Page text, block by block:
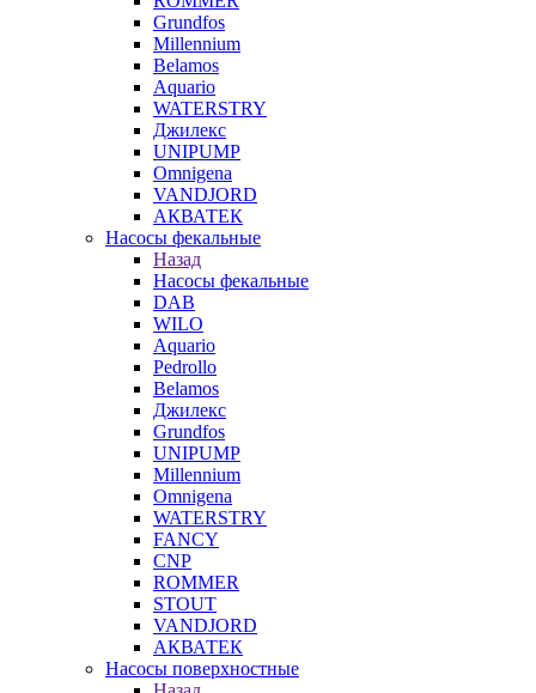
Grundfos
Millennium
Belamos
Aquario
WATERSTRY
Джилекс
UNIPUMP
Omnigena
VANDJORD
АКВАТЕК
Насосы фекальные
Назад
Насосы фекальные
DAB
WILO
Aquario
Pedrollo
Belamos
Джилекс
Grundfos
UNIPUMP
Millennium
Omnigena
WATERSTRY
FANCY
CNP
ROMMER
STOUT
VANDJORD
АКВАТЕК
Насосы поверхностные